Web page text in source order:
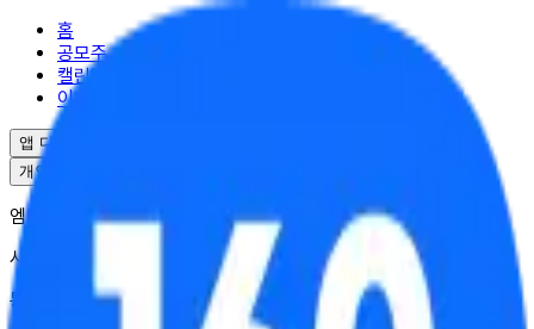
홈
공모주
캘린더
이벤트
앱 다운로드
개인정보처리방침
엠엘투자자문(주) | 대표 윤도선
사업자등록번호 : 341-88-02703
통신판매업 : 2025-서울강남-04995